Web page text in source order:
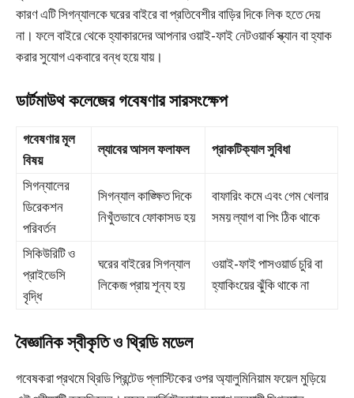
কারণ এটি সিগন্যালকে ঘরের বাইরে বা প্রতিবেশীর বাড়ির দিকে লিক হতে দেয়
না। ফলে বাইরে থেকে হ্যাকারদের আপনার ওয়াই-ফাই নেটওয়ার্ক স্ক্যান বা হ্যাক
করার সুযোগ একবারে বন্ধ হয়ে যায়।
ডার্টমাউথ কলেজের গবেষণার সারসংক্ষেপ
গবেষণার মূল
বিষয়
ল্যাবের আসল ফলাফল প্রাকটিক্যাল সুবিধা
সিগন্যালের
ডিরেকশন
পরিবর্তন
সিগন্যাল কাঙ্ক্ষিত দিকে
নিখুঁতভাবে ফোকাসড হয়
বাফারিং কমে এবং গেম খেলার
সময় ল্যাগ বা পিং ঠিক থাকে
সিকিউরিটি ও
প্রাইভেসি
বৃদ্ধি
ঘরের বাইরের সিগন্যাল
লিকেজ প্রায় শূন্য হয়
ওয়াই-ফাই পাসওয়ার্ড চুরি বা
হ্যাকিংয়ের ঝুঁকি থাকে না
বৈজ্ঞানিক স্বীকৃতি ও থ্রিডি মডেল
গবেষকরা প্রথমে থ্রিডি প্রিন্টেড প্লাস্টিকের ওপর অ্যালুমিনিয়াম ফয়েল মুড়িয়ে